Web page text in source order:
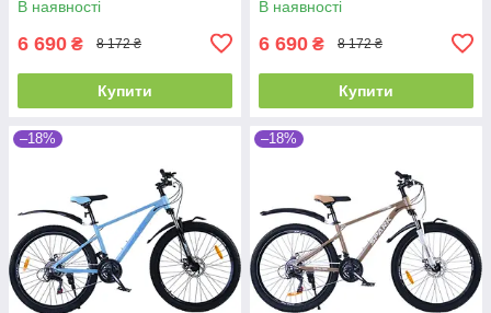
В наявності
6 690 ₴ 8 172 ₴
Купити
В наявності
6 690 ₴ 8 172 ₴
Купити
–18% –18%